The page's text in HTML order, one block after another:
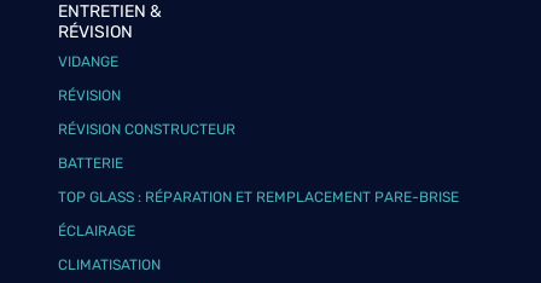
ENTRETIEN &
RÉVISION
VIDANGE
RÉVISION
RÉVISION CONSTRUCTEUR
BATTERIE
TOP GLASS : RÉPARATION ET REMPLACEMENT PARE-BRISE
ÉCLAIRAGE
CLIMATISATION